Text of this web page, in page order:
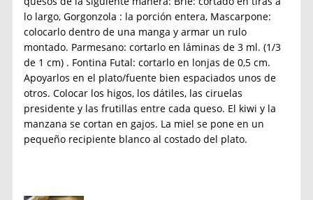
lo largo, Gorgonzola : la porción entera, Mascarpone:
colocarlo dentro de una manga y armar un rulo
montado. Parmesano: cortarlo en láminas de 3 ml. (1/3
de 1 cm) . Fontina Futal: cortarlo en lonjas de 0,5 cm.
Apoyarlos en el plato/fuente bien espaciados unos de
otros. Colocar los higos, los dátiles, las ciruelas
presidente y las frutillas entre cada queso. El kiwi y la
manzana se cortan en gajos. La miel se pone en un
pequeño recipiente blanco al costado del plato.